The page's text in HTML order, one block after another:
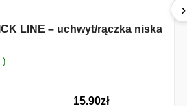
LINE – uchwyt/rączka niska
15.90zł
›